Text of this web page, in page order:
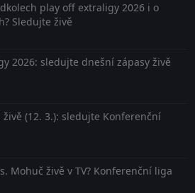
play off extraligy 2026 i o
Sledujte živě
2026: sledujte dnešní zápasy živě
(12. 3.): sledujte Konferenční
Mohuč živě v TV? Konferenční liga